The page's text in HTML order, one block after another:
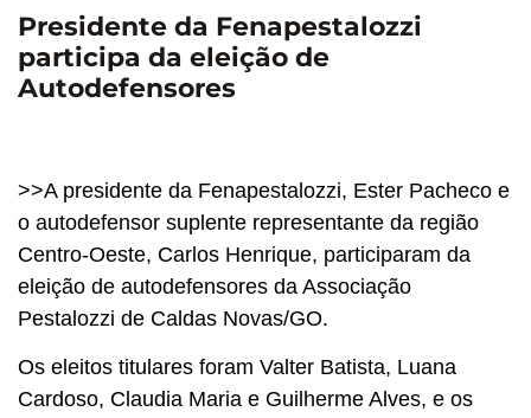
Presidente da Fenapestalozzi
participa da eleição de
Autodefensores
>>A presidente da Fenapestalozzi, Ester Pacheco e
o autodefensor suplente representante da região
Centro-Oeste, Carlos Henrique, participaram da
eleição de autodefensores da Associação
Pestalozzi de Caldas Novas/GO.
Os eleitos titulares foram Valter Batista, Luana
Cardoso, Claudia Maria e Guilherme Alves, e os